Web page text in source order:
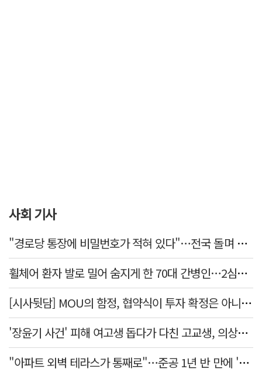
사회 기사
"경로당 통장에 비밀번호가 적혀 있다"…전국 돌며 경로당 13곳 턴 30대 구속
휠체어 환자 발로 밀어 숨지게 한 70대 간병인…2심도 집행유예
[시사뒷담] MOU의 함정, 협약식이 투자 확정은 아니긴 해
'장윤기 사건' 피해 여고생 돕다가 다친 고교생, 의상자 인정
"아파트 외벽 테라스가 통째로"…준공 1년 반 만에 '아찔 사고'